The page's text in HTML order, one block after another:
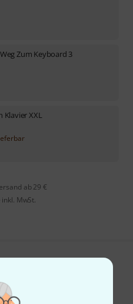
Zum Keyboard 3
Klavier XXL
ab 29 €
MwSt.
Hilfe & Feedback